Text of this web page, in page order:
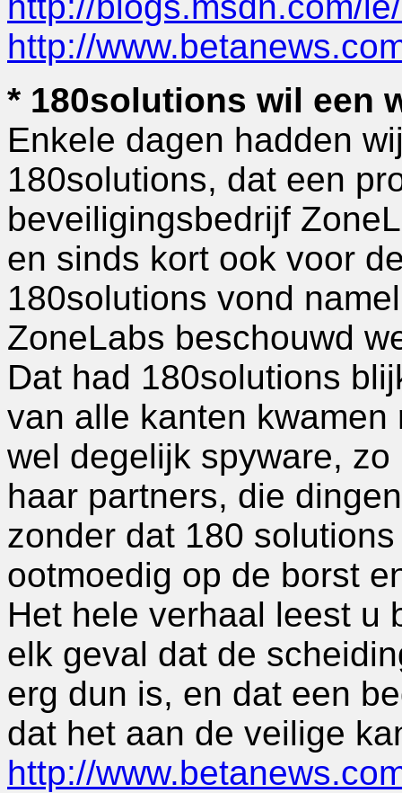
http://
* 180solutions wil een
Enkele dagen hadden
180solutions, dat een
beveiligingsbedrijf
en sinds kort ook voor
180solutions vond
ZoneLabs beschouwd
Dat had 180solutions
van alle kanten
wel degelijk spyware,
haar partners, die
zonder dat 180
ootmoedig op de borst
Het hele verhaal leest u
elk geval dat de
erg dun is, en dat een
dat het aan de veilige
http://